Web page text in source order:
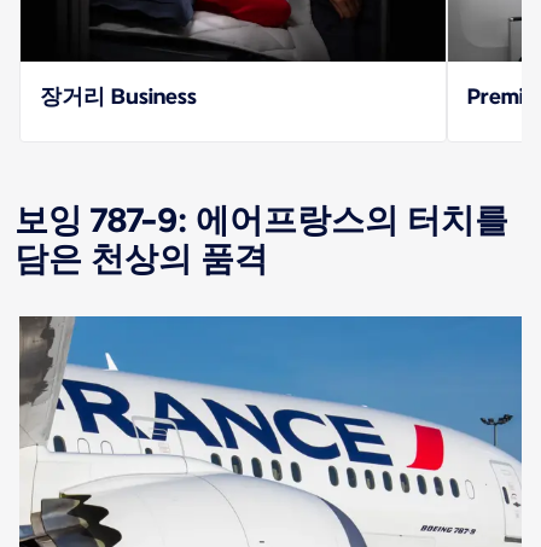
장거리 Business
보잉 787-9: 에어프랑스의 터치를
담은 천상의 품격